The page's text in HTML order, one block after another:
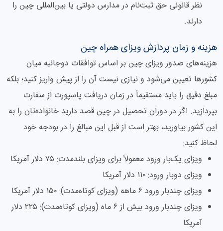
نظر قانونی حق ثبت‌نام در مدارس دولتی یا بین‌المللی چین را
دارند.
هزینه و زمان پردازش ویزای همراه چین
هزینه‌های صدور ویزای چین بر اساس توافقات دوجانبه میان
کشورها تعیین می‌شود و نیازی نیست آن را از پیش واریز کنید؛ بلکه
مبلغ دقیق را باید مستقیماً در زمان دریافت پاسپورت از سفارت
بپردازید. اگر در دوران تحصیل در چین قصد دارید خانواده‌تان را به
این کشور بیاورید، بهتر است از قبل این مبالغ را در بودجه خود
لحاظ کنید:
ویزای یک‌بار ورود معمولاً برای ویزای بلندمدت: ۷۵ دلار آمریکا
ویزای دوبار ورود: ۱۱۰ دلار آمریکا
ویزای چندبار ورود ۶ ماهه (ویزای کوتاه‌مدت): ۱۵۰ دلار آمریکا
ویزای چندبار ورود بیش از ۶ ماه (ویزای کوتاه‌مدت): ۲۲۵ دلار
آمریکا